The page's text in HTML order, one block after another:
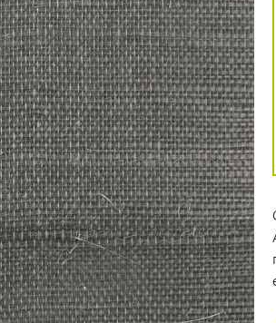
Геометрический рисунок
В клетку
В полоску